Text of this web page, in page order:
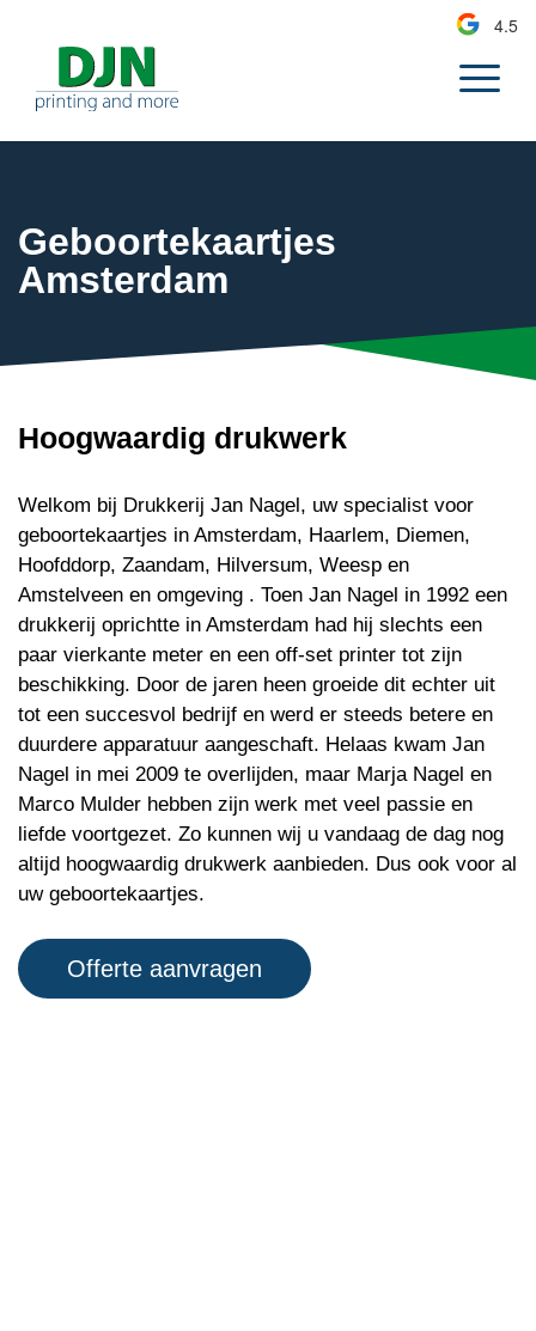
4.5
Geboortekaartjes
Amsterdam
Hoogwaardig drukwerk
Welkom bij Drukkerij Jan Nagel, uw specialist voor
geboortekaartjes in Amsterdam, Haarlem, Diemen,
Hoofddorp, Zaandam, Hilversum, Weesp en
Amstelveen en omgeving . Toen Jan Nagel in 1992 een
drukkerij oprichtte in Amsterdam had hij slechts een
paar vierkante meter en een off-set printer tot zijn
beschikking. Door de jaren heen groeide dit echter uit
tot een succesvol bedrijf en werd er steeds betere en
duurdere apparatuur aangeschaft. Helaas kwam Jan
Nagel in mei 2009 te overlijden, maar Marja Nagel en
Marco Mulder hebben zijn werk met veel passie en
liefde voortgezet. Zo kunnen wij u vandaag de dag nog
altijd hoogwaardig drukwerk aanbieden. Dus ook voor al
uw geboortekaartjes.
Offerte aanvragen